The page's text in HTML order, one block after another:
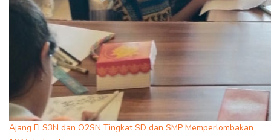
Ajang FLS3N dan O2SN Tingkat SD dan SMP Memperlombakan